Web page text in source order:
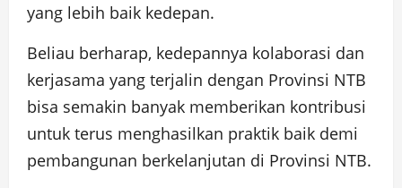
yang lebih baik kedepan.
Beliau berharap, kedepannya kolaborasi dan
kerjasama yang terjalin dengan Provinsi NTB
bisa semakin banyak memberikan kontribusi
untuk terus menghasilkan praktik baik demi
pembangunan berkelanjutan di Provinsi NTB.